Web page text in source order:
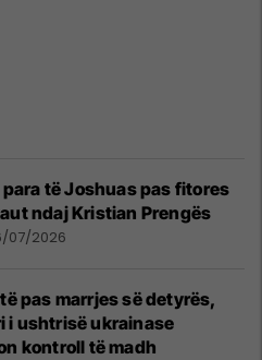
para të Joshuas pas fitores
ndaj Kristian Prengës
07/2026
pas marrjes së detyrës,
i ushtrisë ukrainase
kontroll të madh